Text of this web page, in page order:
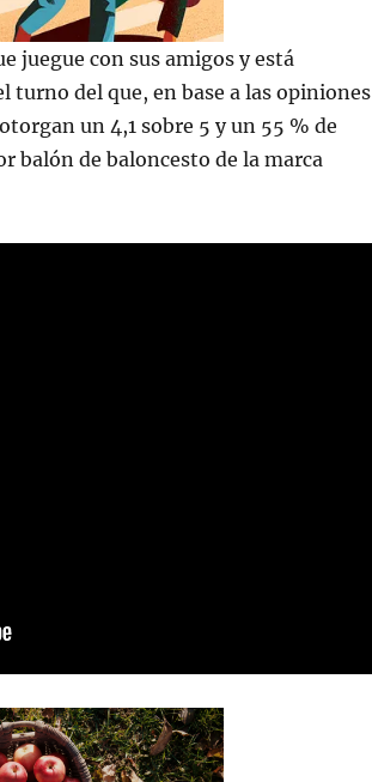
juegue con sus amigos y está
turno del que, en base a las opiniones
un 4,1 sobre 5 y un 55 % de
balón de baloncesto de la marca